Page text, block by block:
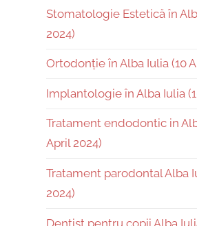
Stomatologie Estetică în
2024)
Ortodonție în Alba Iulia (10
Implantologie în Alba Iulia
Tratament endodontic in
April 2024)
Tratament parodontal Alba
2024)
Dentist pentru copii Alba